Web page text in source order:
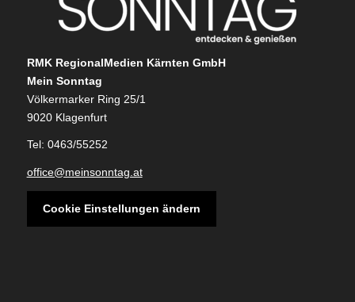
RMK RegionalMedien Kärnten GmbH
Mein Sonntag
Völkermarker Ring 25/1
9020 Klagenfurt
Tel: 0463/55252
office@meinsonntag.at
Cookie Einstellungen ändern